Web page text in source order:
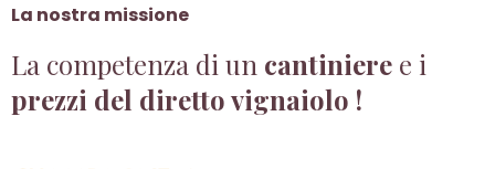
La nostra missione
La competenza di un cantiniere e i
prezzi del diretto vignaiolo !